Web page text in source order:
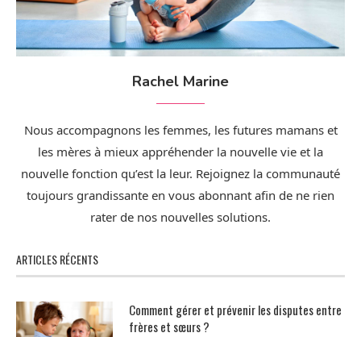
Rachel Marine
Nous accompagnons les femmes, les futures mamans et
les mères à mieux appréhender la nouvelle vie et la
nouvelle fonction qu’est la leur. Rejoignez la communauté
toujours grandissante en vous abonnant afin de ne rien
rater de nos nouvelles solutions.
ARTICLES RÉCENTS
Comment gérer et prévenir les disputes entre
frères et sœurs ?